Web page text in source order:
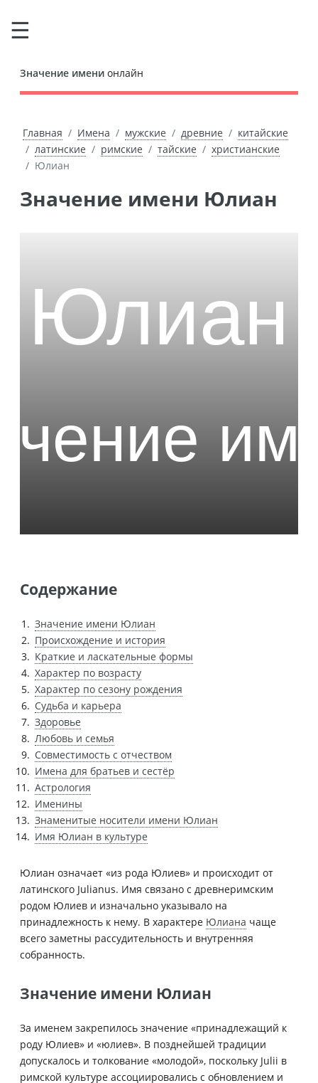
Значение имени онлайн
Главная Имена мужские древние
китайские
латинские
римские тайские
христианские
Юлиан
Значение имени Юлиан
Содержание
Значение имени Юлиан
Происхождение и история
Краткие и ласкательные формы
Характер по возрасту
Характер по сезону рождения
Судьба и карьера
Здоровье
Любовь и семья
Совместимость с отчеством
Имена для братьев и сестёр
Астрология
Именины
Знаменитые носители имени Юлиан
Имя Юлиан в культуре
Юлиан означает «из рода Юлиев» и происходит от
латинского Julianus. Имя связано с древнеримским
родом Юлиев и изначально указывало на
принадлежность к нему. В характере Юлиана чаще
всего заметны рассудительность и внутренняя
собранность.
Значение имени Юлиан
За именем закрепилось значение «принадлежащий к
роду Юлиев» и «юлиев». В позднейшей традиции
допускалось и толкование «молодой», поскольку Julii в
римской культуре ассоциировались с обновлением и